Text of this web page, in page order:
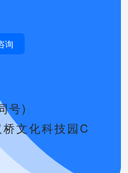
询
号)
文化科技园C